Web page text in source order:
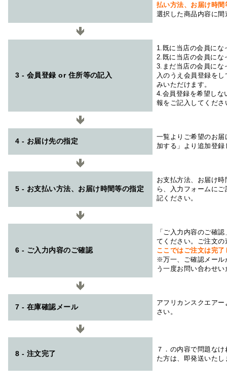
払い方法、お届け時
選択した商品内容に
3 - 会員登録 or 住所等の記入
1.既に当店の会員にな
2.既に当店の会員にな
3.まだ当店の会員にな
入のうえ会員登録を
みいただけます。
4.会員登録を希望しな
報をご記入してくださ
4 - お届け先の指定
一覧よりご希望のお
加する」より追加登
5 - お支払い方法、お届け時間等の指定
お支払方法、お届け
ら、入力フォームに
記ください。
6 - ご入力内容のご確認
「ご入力内容のご確
てください。ご注文
ここではご注文は完
※万一、ご確認メール
う一度お問い合わせ
7 - 在庫確認メール
アフリカンスクエアー
さい。
8 - 注文完了
７．の内容で問題な
た方は、即発送いたし